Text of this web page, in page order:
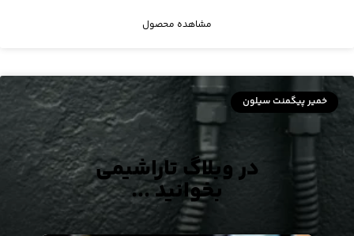
مشاهده محصول
خمیر پیگمنت سیلون
در وبلاگ تاراشیمی
بخوانید ...